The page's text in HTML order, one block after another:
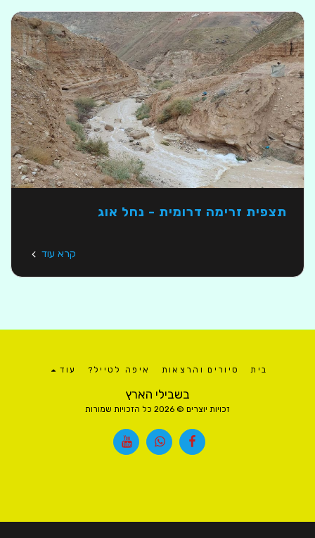
תצפית זרימה דרומית - נחל אוג
קרא עוד
בשבילי הארץ
זכויות יוצרים © 2026 כל הזכויות שמורות
בית סיורים והרצאות איפה לטייל? עוד